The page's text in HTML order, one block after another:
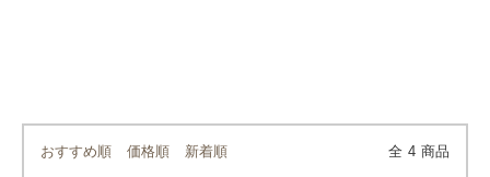
おすすめ順 価格順 新着順 全 4 商品